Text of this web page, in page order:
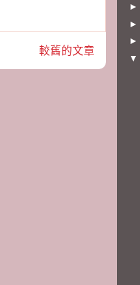
較舊的文章
►
►
►
▼